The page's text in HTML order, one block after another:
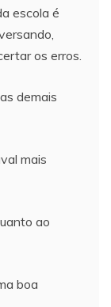
escola é
os erros.
demais
mais
ao
boa